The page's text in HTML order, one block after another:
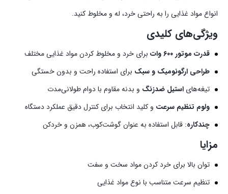
انواع مواد غذایی را به راحتی خرد، له و مخلوط کنید.
ویژگی‌های کلیدی
قدرت موتور ۶۰۰ وات
برای خرد و مخلوط کردن مواد غذایی مختلف
طراحی ارگونومیک و سبک برای استفاده راحت و بدون خستگی
تیغه‌های استیل ضدزنگ و بدنه مقاوم با دوام طولانی‌مدت
ولوم تنظیم سرعت و کلید انتخاب برای کنترل دقیق عملکرد دستگاه
چندکاره: قابل استفاده به عنوان گوشت‌کوب، همزن و خردکن
مزایا
توان بالا برای خرد کردن مواد سخت و سفت
تنظیم سرعت متناسب با نوع مواد غذایی